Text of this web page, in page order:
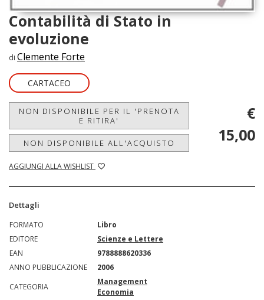
Contabilità di Stato in
evoluzione
di Clemente Forte
CARTACEO
NON DISPONIBILE PER IL 'PRENOTA
E RITIRA'
NON DISPONIBILE ALL'ACQUISTO
AGGIUNGI ALLA WISHLIST
€
15,00
Dettagli
FORMATO
Libro
EDITORE
Scienze e Lettere
EAN
9788888620336
ANNO PUBBLICAZIONE
2006
CATEGORIA
Management
Economia